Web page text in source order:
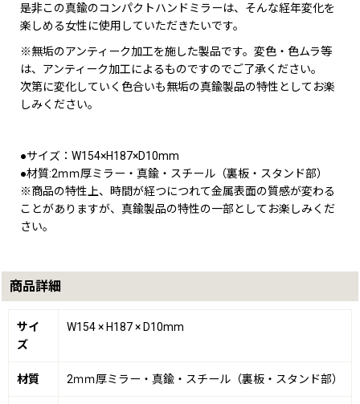
是非この真鍮のコンパクトハンドミラーは、そんな経年変化を
楽しめる女性に使用していただきたいです。
※無垢のアンティーク加工を施した製品です。変色・色ムラ等
は、アンティーク加工によるものですのでご了承ください。
次第に変化していく色合いも無垢の真鍮製品の特性としてお楽
しみください。
●サイズ：W154×H187×D10mm
●材質:2ｍｍ厚ミラー・真鍮・スチール（裏板・スタンド部）
※商品の特性上、時間が経つにつれて金属表面の質感が変わる
ことがありますが、真鍮製品の特性の一部としてお楽しみくだ
さい。
商品詳細
サイ
ズ
W154 × H187 × D10mm
材質 2ｍｍ厚ミラー・真鍮・スチール（裏板・スタンド部）